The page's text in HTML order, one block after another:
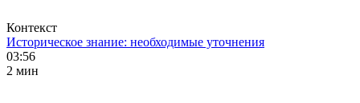
Контекст
Историческое знание: необходимые уточнения
03:56
2 мин